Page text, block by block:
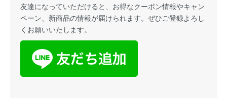
友達になっていただけると、お得なクーポン情報やキャン
ペーン、新商品の情報が届けられます。ぜひご登録よろし
くお願いいたします。